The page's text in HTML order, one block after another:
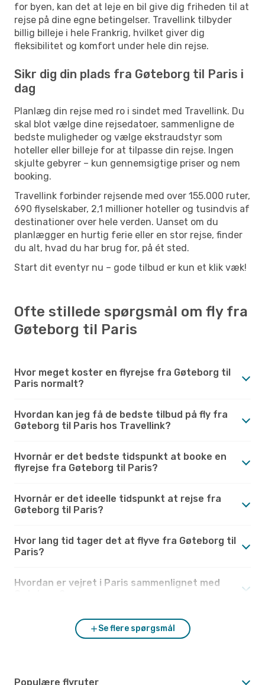
for byen, kan det at leje en bil give dig friheden til at
rejse på dine egne betingelser. Travellink tilbyder
billig billeje i hele Frankrig, hvilket giver dig
fleksibilitet og komfort under hele din rejse.
Sikr dig din plads fra Gøteborg til Paris i
dag
Planlæg din rejse med ro i sindet med Travellink. Du
skal blot vælge dine rejsedatoer, sammenligne de
bedste muligheder og vælge ekstraudstyr som
hoteller eller billeje for at tilpasse din rejse. Ingen
skjulte gebyrer – kun gennemsigtige priser og nem
booking.
Travellink forbinder rejsende med over 155.000 ruter,
690 flyselskaber, 2,1 millioner hoteller og tusindvis af
destinationer over hele verden. Uanset om du
planlægger en hurtig ferie eller en stor rejse, finder
du alt, hvad du har brug for, på ét sted.
Start dit eventyr nu – gode tilbud er kun et klik væk!
Ofte stillede spørgsmål om fly fra
Gøteborg til Paris
Hvor meget koster en flyrejse fra Gøteborg til
Paris normalt?
Hvordan kan jeg få de bedste tilbud på fly fra
Gøteborg til Paris hos Travellink?
Hvornår er det bedste tidspunkt at booke en
flyrejse fra Gøteborg til Paris?
Hvornår er det ideelle tidspunkt at rejse fra
Gøteborg til Paris?
Hvor lang tid tager det at flyve fra Gøteborg til
Paris?
Hvordan er vejret i Paris sammenlignet med
Se flere spørgsmål
Populære flyruter